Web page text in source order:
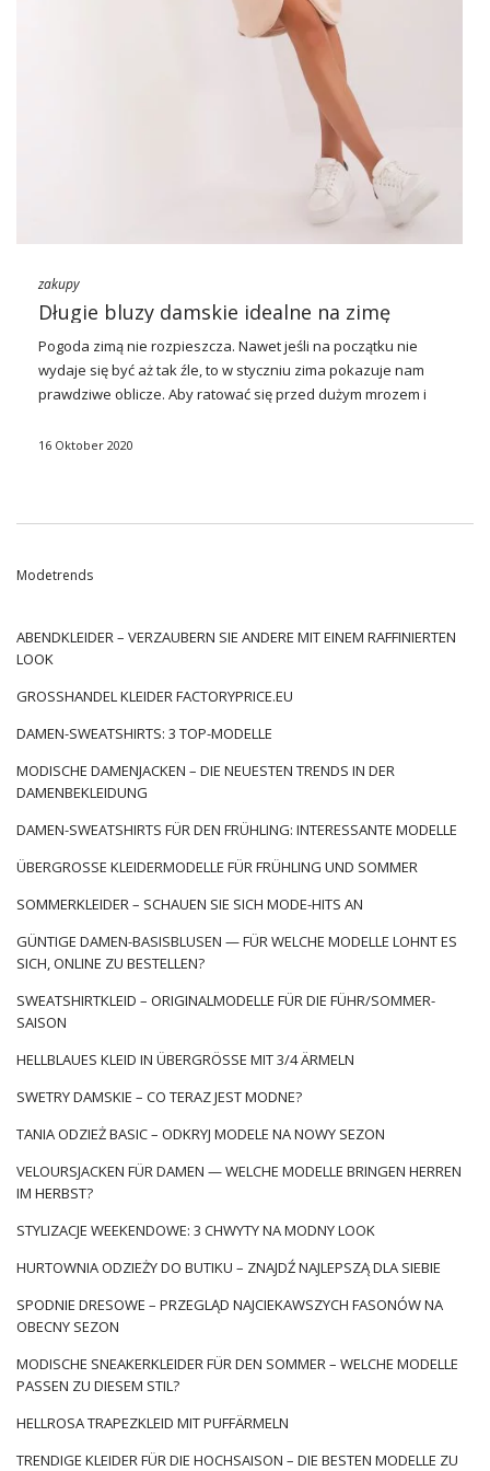
zakupy
Długie bluzy damskie idealne na zimę
Pogoda zimą nie rozpieszcza. Nawet jeśli na początku nie
wydaje się być aż tak źle, to w styczniu zima pokazuje nam
prawdziwe oblicze. Aby ratować się przed dużym mrozem i
całym globie. Chodzi o długie
zakres Twoich ruchów. Przedłużony fason takiej bluzy sięga
kolano. To sprawia, że nasze dolne partie ciała są …
16 Oktober 2020
Modetrends
ABENDKLEIDER – VERZAUBERN SIE ANDERE MIT EINEM RAFFINIERTEN
LOOK
GROSSHANDEL KLEIDER FACTORYPRICE.EU
DAMEN-SWEATSHIRTS: 3 TOP-MODELLE
MODISCHE DAMENJACKEN – DIE NEUESTEN TRENDS IN DER
DAMENBEKLEIDUNG
DAMEN-SWEATSHIRTS FÜR DEN FRÜHLING: INTERESSANTE MODELLE
ÜBERGROSSE KLEIDERMODELLE FÜR FRÜHLING UND SOMMER
SOMMERKLEIDER – SCHAUEN SIE SICH MODE-HITS AN
GÜNTIGE DAMEN-BASISBLUSEN — FÜR WELCHE MODELLE LOHNT ES
SICH, ONLINE ZU BESTELLEN?
SWEATSHIRTKLEID – ORIGINALMODELLE FÜR DIE FÜHR/SOMMER-
SAISON
HELLBLAUES KLEID IN ÜBERGRÖSSE MIT 3/4 ÄRMELN
SWETRY DAMSKIE – CO TERAZ JEST MODNE?
TANIA ODZIEŻ BASIC – ODKRYJ MODELE NA NOWY SEZON
VELOURSJACKEN FÜR DAMEN — WELCHE MODELLE BRINGEN HERREN
IM HERBST?
STYLIZACJE WEEKENDOWE: 3 CHWYTY NA MODNY LOOK
HURTOWNIA ODZIEŻY DO BUTIKU – ZNAJDŹ NAJLEPSZĄ DLA SIEBIE
SPODNIE DRESOWE – PRZEGLĄD NAJCIEKAWSZYCH FASONÓW NA
OBECNY SEZON
MODISCHE SNEAKERKLEIDER FÜR DEN SOMMER – WELCHE MODELLE
PASSEN ZU DIESEM STIL?
HELLROSA TRAPEZKLEID MIT PUFFÄRMELN
TRENDIGE KLEIDER FÜR DIE HOCHSAISON – DIE BESTEN MODELLE ZU